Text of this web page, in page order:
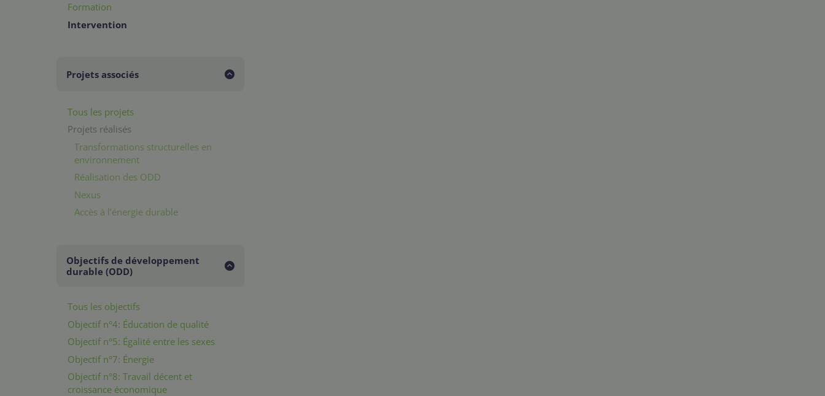
Formation
Intervention
Projets associés
Tous les projets
Projets réalisés
Transformations structurelles en
environnement
Réalisation des ODD
Nexus
Accès à l’énergie durable
Objectifs de développement
durable (ODD)
Tous les objectifs
Objectif n°4: Éducation de qualité
Objectif n°5: Égalité entre les sexes
Objectif n°7: Énergie
Objectif n°8: Travail décent et
croissance économique